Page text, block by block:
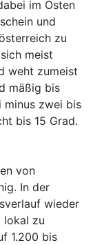
im Osten
und
zu
meist
weht zumeist
mäßig bis
minus zwei bis
bis 15 Grad.
von
In der
wieder
lokal zu
1.200 bis